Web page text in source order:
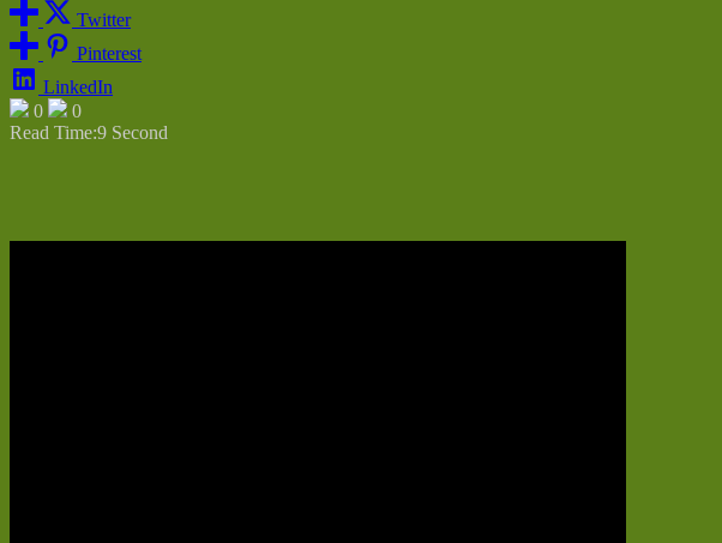
Twitter
Pinterest
LinkedIn
0
0
Read Time:9 Second